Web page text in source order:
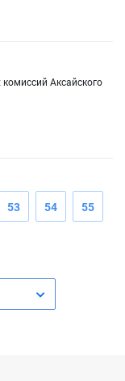
Аксайского
53 54 55